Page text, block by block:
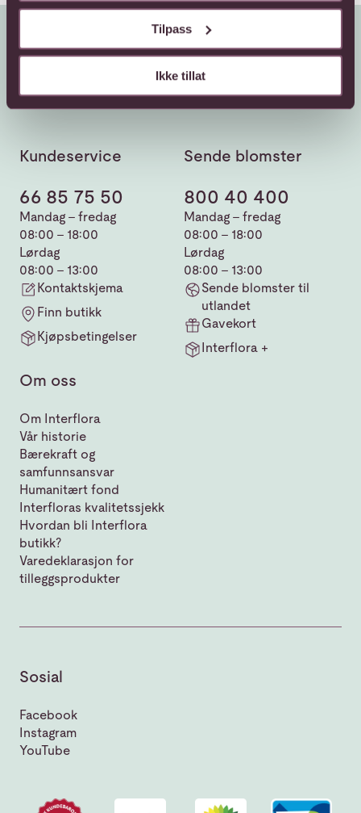
Tilpass
Ikke tillat
Kundeservice
66 85 75 50
Mandag - fredag
08:00 - 18:00
Lørdag
08:00 - 13:00
Kontaktskjema
Finn butikk
Kjøpsbetingelser
Sende blomster
800 40 400
Mandag - fredag
08:00 - 18:00
Lørdag
08:00 - 13:00
Sende blomster til
utlandet
Gavekort
Interflora +
Om oss
Om Interflora
Vår historie
Bærekraft og
samfunnsansvar
Humanitært fond
Interfloras kvalitetssjekk
Hvordan bli Interflora
butikk?
Varedeklarasjon for
tilleggsprodukter
Sosial
Facebook
Instagram
YouTube